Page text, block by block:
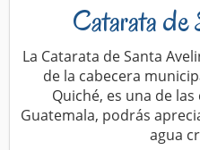
Catarata de
La Catarata de Santa
de la cabecera
Quiché, es una de
Guatemala, podrás
agua